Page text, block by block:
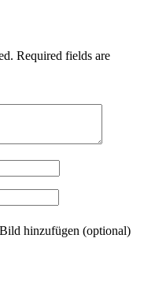
Required fields are
Bild hinzufügen (optional)